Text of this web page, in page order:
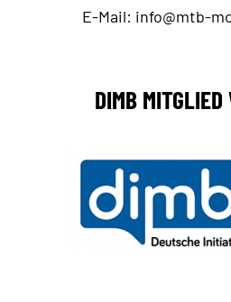
E-Mail: info@mtb-
DIMB MITGLIED